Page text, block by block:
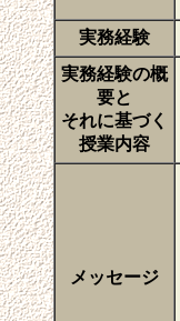
実務経験
実務経験の概
要と
それに基づく
授業内容
メッセージ